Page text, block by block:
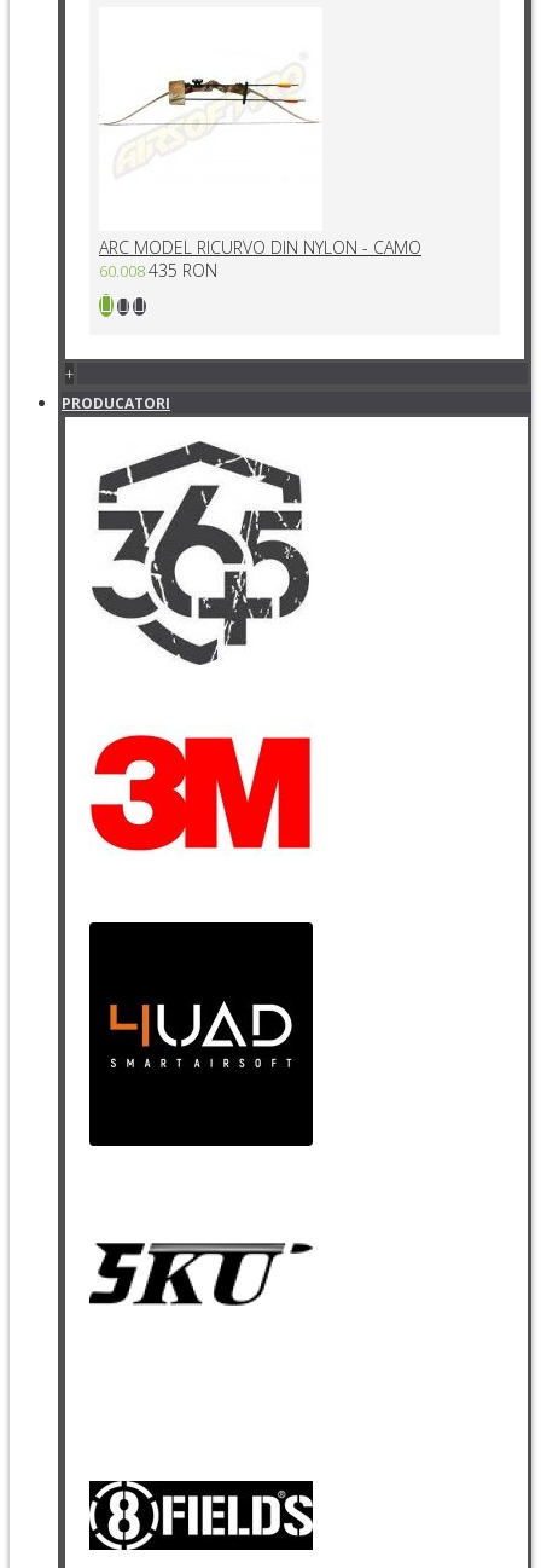
ARC MODEL RICURVO DIN NYLON - CAMO
60.008435 RON
+
PRODUCATORI